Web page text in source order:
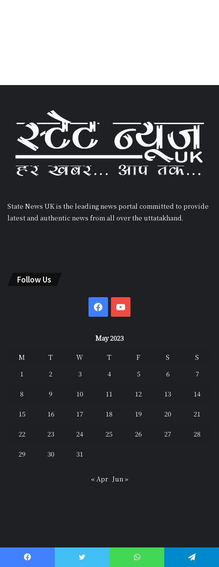
State News UK is the leading news portal committed to provide
latest and authentic news from all over the uttatakhand.
Follow Us
Facebook
May 2023
M T W T F S
S
1
2 3 4 5 6 7
8 9 10 11 12 13 14
15 16 17 18 19 20 21
22 23 24 25 26 27 28
29 30 31
« Apr Jun »